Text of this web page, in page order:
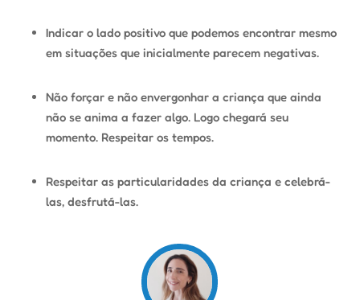
Indicar o lado positivo que podemos encontrar mesmo
em situações que inicialmente parecem negativas.
Não forçar e não envergonhar a criança que ainda
não se anima a fazer algo. Logo chegará seu
momento. Respeitar os tempos.
Respeitar as particularidades da criança e celebrá-
las, desfrutá-las.